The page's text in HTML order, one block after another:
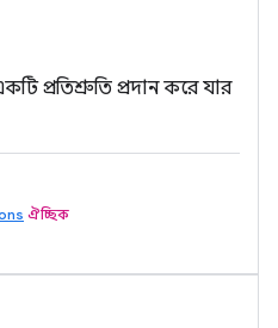
প্রতিশ্রুতি প্রদান করে যার
ঐচ্ছিক